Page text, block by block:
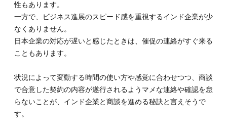
性もあります。
一方で、ビジネス進展のスピード感を重視するインド企業が少
なくありません。
日本企業の対応が遅いと感じたときは、催促の連絡がすぐ来る
こともあります。
状況によって変動する時間の使い方や感覚に合わせつつ、商談
で合意した契約の内容が遂行されるようマメな連絡や確認を怠
らないことが、インド企業と商談を進める秘訣と言えそうで
す。